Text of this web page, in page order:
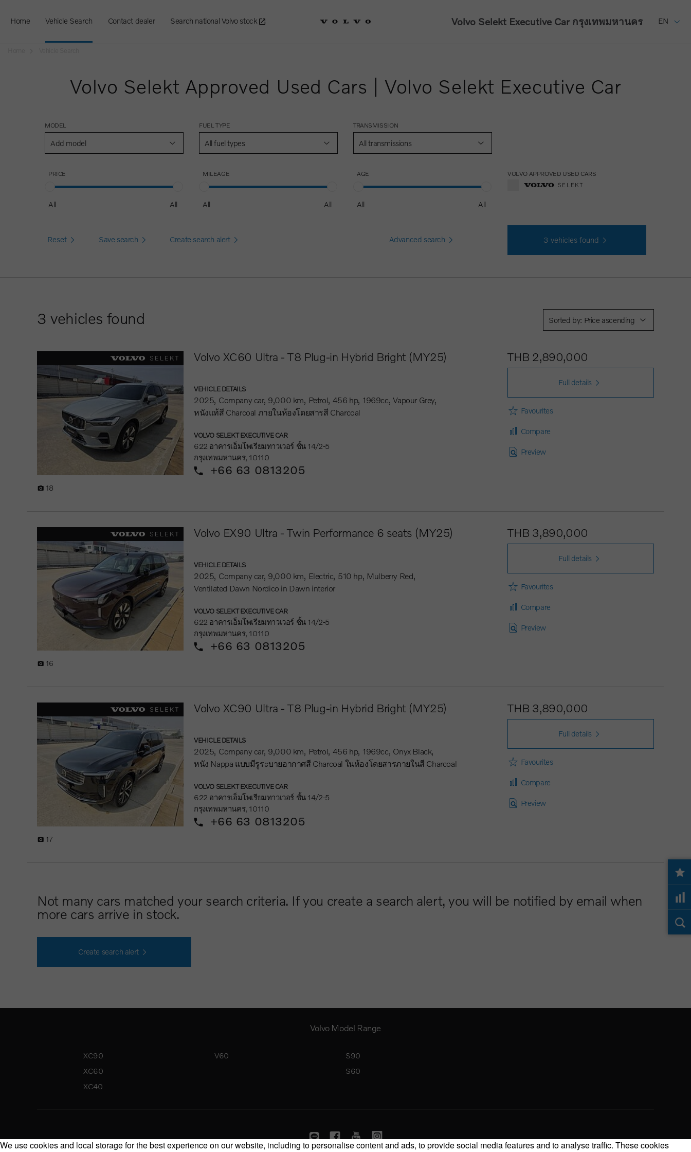
Home Vehicle Search Contact dealer Search national Volvo stock Volvo Selekt Executive Car กรุงเทพมหานคร EN
Volvo Selekt Approved Used Cars | Volvo Selekt Executive Car
MODEL
Add model
FUEL TYPE
All fuel types
TRANSMISSION
All transmissions
VOLVO APPROVED USED CARS
PRICE
All All
MILEAGE
All All
AGE
All All
Reset Save search Create search alert Advanced search 3 vehicles found
3 vehicles found Sorted by: Price ascending
18
Volvo XC60 Ultra - T8 Plug-in Hybrid Bright (MY25)
VEHICLE DETAILS
2025 Company car 9,000 km Petrol 456 hp 1969cc Vapour Grey
หนังแท้สี Charcoal ภายในห้องโดยสารสี Charcoal
VOLVO SELEKT EXECUTIVE CAR
622 อาคารเอ็มโพเรียมทาวเวอร์ ชั้น 14/2-5
กรุงเทพมหานคร, 10110
+66 63 0813205
THB 2,890,000
Full details
Favourites
Compare
Preview
16
Volvo EX90 Ultra - Twin Performance 6 seats (MY25)
VEHICLE DETAILS
2025 Company car 9,000 km Electric 510 hp Mulberry Red
Ventilated Dawn Nordico in Dawn interior
VOLVO SELEKT EXECUTIVE CAR
622 อาคารเอ็มโพเรียมทาวเวอร์ ชั้น 14/2-5
กรุงเทพมหานคร, 10110
+66 63 0813205
THB 3,890,000
Full details
Favourites
Compare
Preview
17
Volvo XC90 Ultra - T8 Plug-in Hybrid Bright (MY25)
VEHICLE DETAILS
2025 Company car 9,000 km Petrol 456 hp 1969cc Onyx Black
หนัง Nappa แบบมีรูระบายอากาศสี Charcoal ในห้องโดยสารภายในสี Charcoal
VOLVO SELEKT EXECUTIVE CAR
622 อาคารเอ็มโพเรียมทาวเวอร์ ชั้น 14/2-5
กรุงเทพมหานคร, 10110
+66 63 0813205
THB 3,890,000
Full details
Favourites
Compare
Preview
Not many cars matched your search criteria. If you create a search alert, you will be notified by email when
more cars arrive in stock.
Create search alert
Volvo Model Range
XC90
XC60
XC40
V60
S90
S60
We use cookies and local storage for the best experience on our website, including to personalise content and ads, to provide social media features and to analyse traffic. These cookies